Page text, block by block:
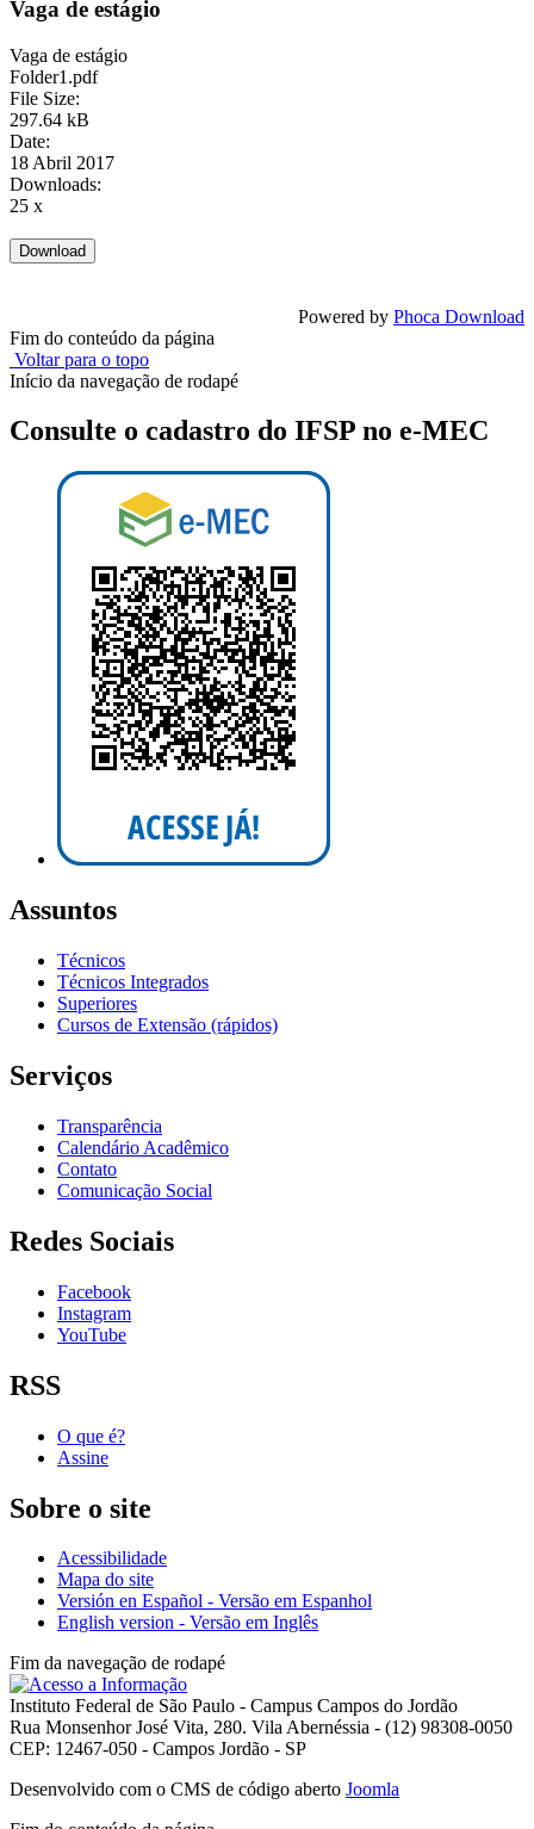
Vaga de estágio
Vaga de estágio
Folder1.pdf
File Size:
297.64 kB
Date:
18 Abril 2017
Downloads:
25 x
Powered by Phoca Download
Fim do conteúdo da página
Voltar para o topo
Início da navegação de rodapé
Consulte o cadastro do IFSP no e-MEC
Assuntos
Técnicos
Técnicos Integrados
Superiores
Cursos de Extensão (rápidos)
Serviços
Transparência
Calendário Acadêmico
Contato
Comunicação Social
Redes Sociais
Facebook
Instagram
YouTube
RSS
O que é?
Assine
Sobre o site
Acessibilidade
Mapa do site
Versión en Español - Versão em Espanhol
English version - Versão em Inglês
Fim da navegação de rodapé
Instituto Federal de São Paulo - Campus Campos do Jordão
Rua Monsenhor José Vita, 280. Vila Abernéssia - (12) 98308-0050
CEP: 12467-050 - Campos Jordão - SP
Desenvolvido com o CMS de código aberto Joomla